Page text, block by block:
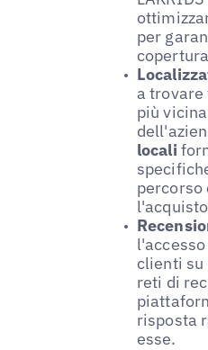
per
a
più
locali
percorso
clienti
reti di
risposta
esse.